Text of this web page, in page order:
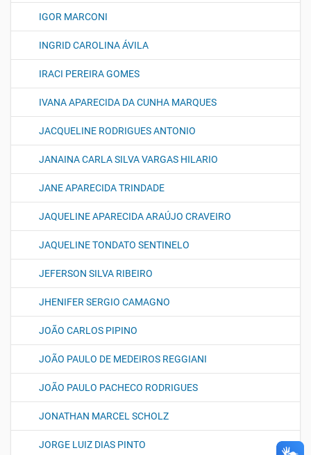
IGOR MARCONI
INGRID CAROLINA ÁVILA
IRACI PEREIRA GOMES
IVANA APARECIDA DA CUNHA MARQUES
JACQUELINE RODRIGUES ANTONIO
JANAINA CARLA SILVA VARGAS HILARIO
JANE APARECIDA TRINDADE
JAQUELINE APARECIDA ARAÚJO CRAVEIRO
JAQUELINE TONDATO SENTINELO
JEFERSON SILVA RIBEIRO
JHENIFER SERGIO CAMAGNO
JOÃO CARLOS PIPINO
JOÃO PAULO DE MEDEIROS REGGIANI
JOÃO PAULO PACHECO RODRIGUES
JONATHAN MARCEL SCHOLZ
JORGE LUIZ DIAS PINTO